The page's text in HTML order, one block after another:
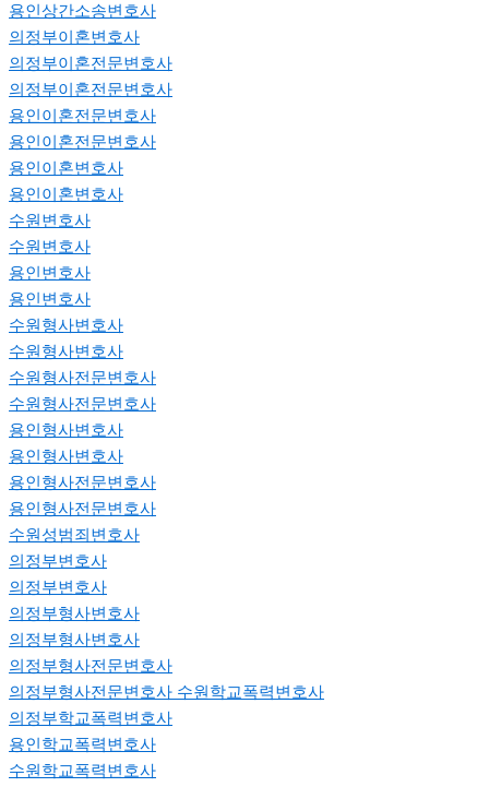
용인상간소송변호사
의정부이혼변호사
의정부이혼전문변호사
의정부이혼전문변호사
용인이혼전문변호사
용인이혼전문변호사
용인이혼변호사
용인이혼변호사
수원변호사
수원변호사
용인변호사
용인변호사
수원형사변호사
수원형사변호사
수원형사전문변호사
수원형사전문변호사
용인형사변호사
용인형사변호사
용인형사전문변호사
용인형사전문변호사
수원성범죄변호사
의정부변호사
의정부변호사
의정부형사변호사
의정부형사변호사
의정부형사전문변호사
의정부형사전문변호사 수원학교폭력변호사
의정부학교폭력변호사
용인학교폭력변호사
수원학교폭력변호사